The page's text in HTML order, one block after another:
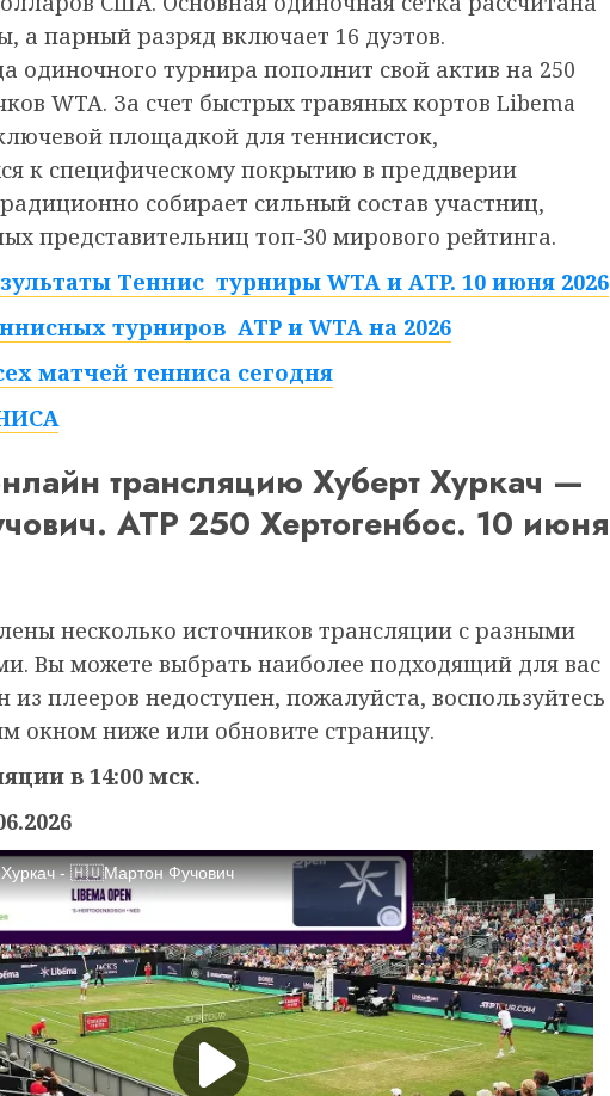
а парный разряд включает 16 дуэтов.
одиночного турнира пополнит свой актив на 250
WTA. За счет быстрых травяных кортов Libema
площадкой для теннисисток,
к специфическому покрытию в преддверии
собирает сильный состав участниц,
представительниц топ-30 мирового рейтинга.
Теннис турниры WTA и ATP. 10 июня 2026
турниров ATP и WTA на 2026
матчей тенниса сегодня
трансляцию Хуберт Хуркач —
ATP 250 Хертогенбос. 10 июня
несколько источников трансляции с разными
Вы можете выбрать наиболее подходящий для вас
из плееров недоступен, пожалуйста, воспользуйтесь
окном ниже или обновите страницу.
в 14:00 мск.